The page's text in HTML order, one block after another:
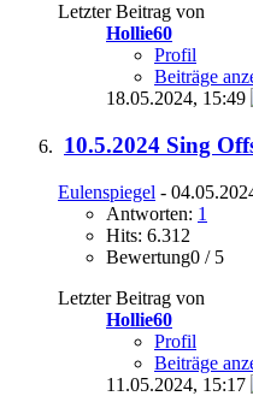
Letzter Beitrag von
Hollie60
Profil
Beiträge
18.05.2024, 15:49
10.5.2024 Sing
Eulenspiegel -
Antworten: 1
Hits: 6.312
Bewertung0 / 5
Letzter Beitrag von
Hollie60
Profil
Beiträge
11.05.2024, 15:17